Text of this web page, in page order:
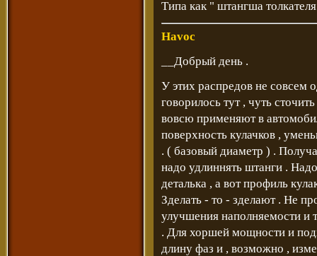
Типа как " штангша
Havoc
__Добрый день .
У этих распредов не совсем
говорилось тут , чуть
вовсю применяют в
поверхность кулачков ,
. ( базовый диаметр ) .
надо удлиннять штанги .
деталька , а вот профиль
Зделать - то - зделают . Не
улучшения наполняемости и
. Для хоршей мощности и
длину фаз и , возможно ,